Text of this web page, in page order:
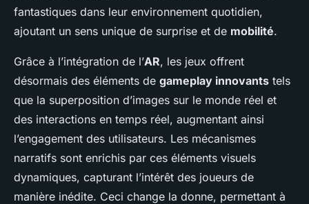
fantastiques dans leur environnement quotidien,
ajoutant un sens unique de surprise et de mobilité.
Grâce à l’intégration de l’AR, les jeux offrent
désormais des éléments de gameplay innovants tels
que la superposition d’images sur le monde réel et
des interactions en temps réel, augmentant ainsi
l’engagement des utilisateurs. Les mécanismes
narratifs sont enrichis par ces éléments visuels
dynamiques, capturant l’intérêt des joueurs de
manière inédite. Ceci change la donne, permettant à